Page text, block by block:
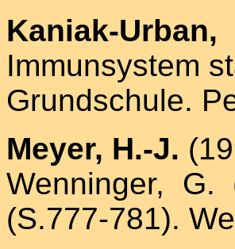
Kaniak-
Immunsystem
Grundschule.
Meyer, H.-J.
Wenninger, G.
(S.777-781).